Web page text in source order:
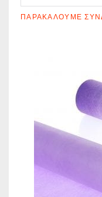
ΠΑΡΑΚΑΛΟΎΜΕ